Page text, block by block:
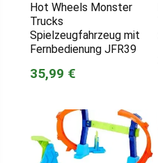
Hot Wheels Monster
Trucks
Spielzeugfahrzeug mit
Fernbedienung JFR39
35,99 €